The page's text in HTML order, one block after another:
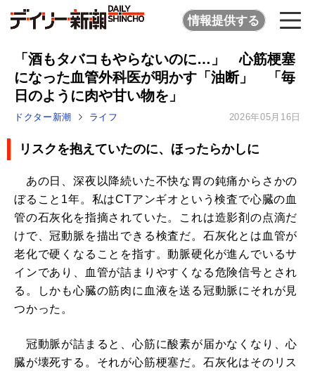
情報提供する
「酒もタバコもやらないのに…」 心筋梗塞
になった血管外科医が明かす「油断」 「毎
日のように肉や甘い物を」
ドクター新潮 ライフ 2026年05月16日
リスクを抱えていたのに、ほったらかしに
あの日、深夜以降続いた不快な胃の鈍痛からさかの
ぼること1年。私はCTアンギオという検査で心臓の血
管の石灰化を指摘されていた。これは造影剤の点滴だ
けで、冠動脈を描出できる検査だ。石灰化とは血管が
老化で硬くなることを指す。動脈硬化が進んでいるサ
インであり、血管が詰まりやすくなる危険信号とされ
る。しかも心臓の筋肉に血液を送る冠動脈にそれが見
つかった。
冠動脈が詰まると、心筋に酸素が届かなくなり、心
臓が壊死する。それが心筋梗塞だ。石灰化はそのリス